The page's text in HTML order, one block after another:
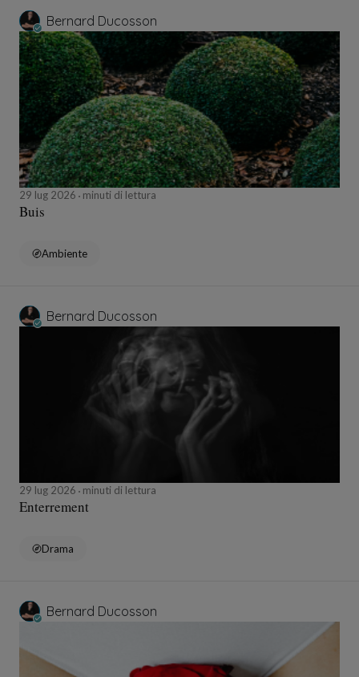
Bernard Ducosson
29 lug 2026 minuti di lettura
Buis
Ambiente
Bernard Ducosson
29 lug 2026 minuti di lettura
Enterrement
Drama
Bernard Ducosson